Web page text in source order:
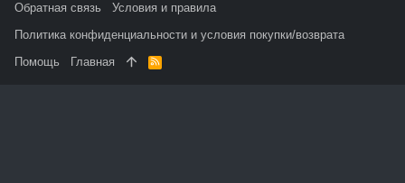
Обратная связь
Условия и правила
Политика конфиденциальности и условия покупки/возврата
Помощь
Главная
R